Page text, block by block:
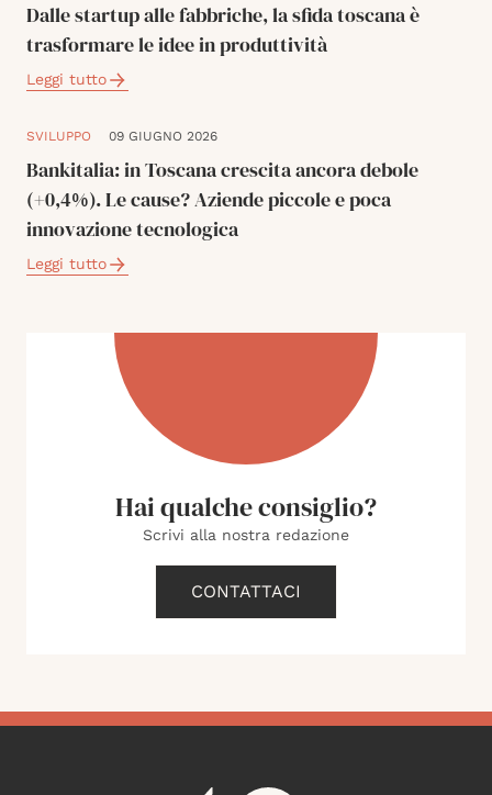
Dalle startup alle fabbriche, la sfida toscana è
trasformare le idee in produttività
Leggi tutto
SVILUPPO 09 GIUGNO 2026
Bankitalia: in Toscana crescita ancora debole
(+0,4%). Le cause? Aziende piccole e poca
innovazione tecnologica
Leggi tutto
Hai qualche consiglio?
Scrivi alla nostra redazione
CONTATTACI